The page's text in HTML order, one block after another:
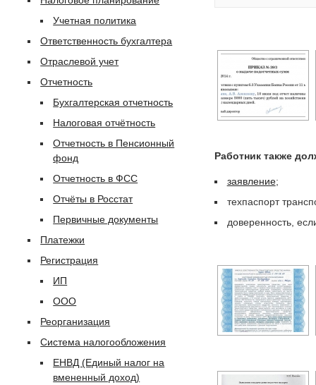
Работник также
заявление;
техпаспорт
доверенность,
Учетная политика
Ответственность бухгалтера
Отраслевой учет
Отчетность
Бухгалтерская отчетность
Налоговая отчётность
Отчетность в Пенсионный
фонд
Отчетность в ФСС
Отчёты в Росстат
Первичные документы
Платежки
Регистрация
ИП
ООО
Реорганизация
Система налогообложения
ЕНВД (Единый налог на
вмененный доход)